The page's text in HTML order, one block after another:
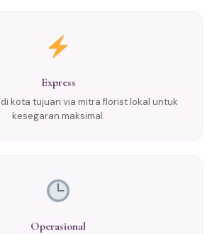
Express
kota tujuan via mitra florist lokal untuk
kesegaran maksimal.
Operasional